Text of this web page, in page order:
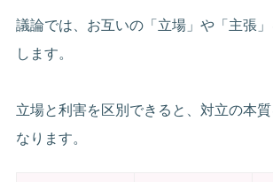
議論では、お互いの「立場」や「主張
します。
立場と利害を区別できると、対立の本質
なります。